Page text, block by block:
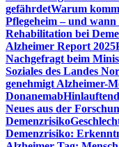
gefährdetWarum
Pflegeheim – und
Rehabilitation bei
Alzheimer Report 2025
Nachgefragt beim
Soziales des Landes
genehmigt Alzheimer-
Donanemab
Neues aus der
Demenzrisiko
Demenzrisiko: